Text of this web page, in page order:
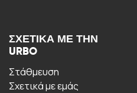
ΣΧΕΤΙΚΆ ΜΕ ΤΗΝ
URBO
Στάθμευση
Σχετικά με εμάς